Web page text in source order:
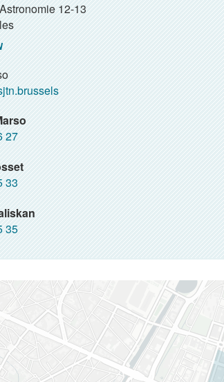
12-13
27
33
35